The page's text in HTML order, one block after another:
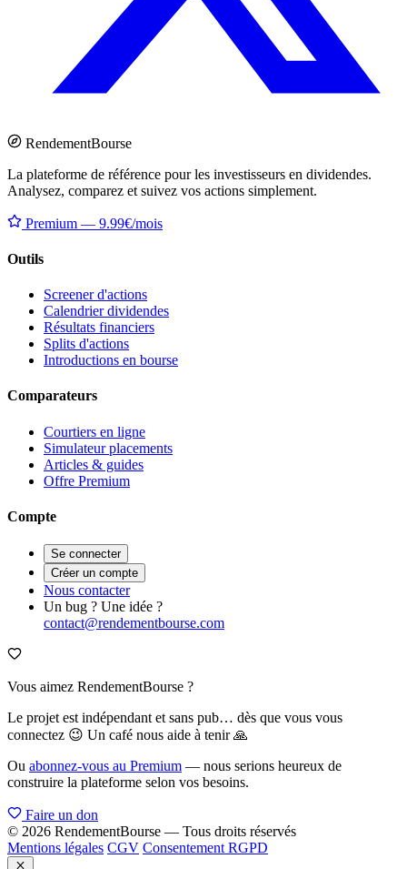
RendementBourse
La plateforme de référence pour les investisseurs en dividendes.
Analysez, comparez et suivez vos actions simplement.
Premium — 9.99€/mois
Outils
Screener d'actions
Calendrier dividendes
Résultats financiers
Splits d'actions
Introductions en bourse
Comparateurs
Courtiers en ligne
Simulateur placements
Articles & guides
Offre Premium
Compte
Se connecter
Créer un compte
Nous contacter
Un bug ? Une idée ?
contact@rendementbourse.com
Vous aimez RendementBourse ?
Le projet est indépendant et sans pub… dès que vous vous
connectez 😉 Un café nous aide à tenir 🙏
Ou abonnez-vous au Premium — nous serions heureux de
construire la plateforme selon vos besoins.
Faire un don
© 2026 RendementBourse — Tous droits réservés
Mentions légales CGV Consentement RGPD